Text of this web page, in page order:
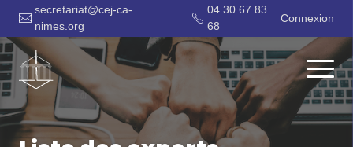
secretariat@cej-ca-
nimes.org
04 30 67 83
68
Connexion